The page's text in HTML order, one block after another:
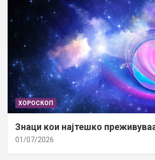
ХОРОСКОП
Знаци кои најтешко
01/07/2026